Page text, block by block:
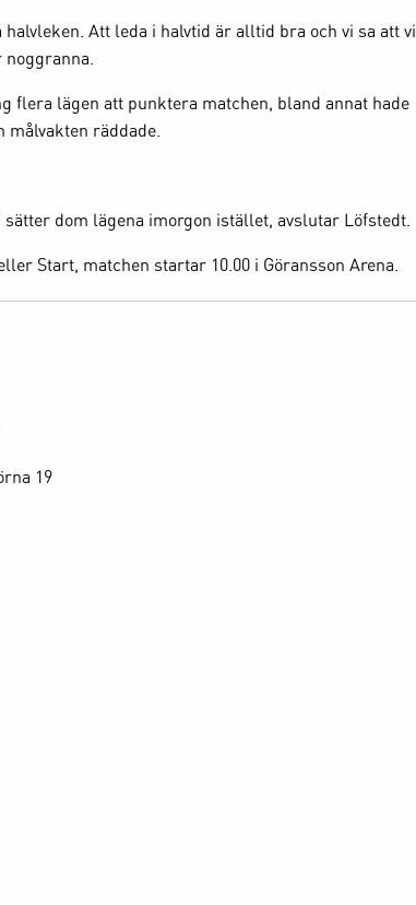
Att leda i halvtid är alltid bra och vi sa att vi
flera lägen att punktera matchen, bland annat hade
räddade.
dom lägena imorgon istället, avslutar Löfstedt.
Start, matchen startar 10.00 i Göransson Arena.
19